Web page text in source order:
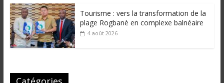
Tourisme : vers la transformation de la
plage Rogbanè en complexe balnéaire
4 août 2026